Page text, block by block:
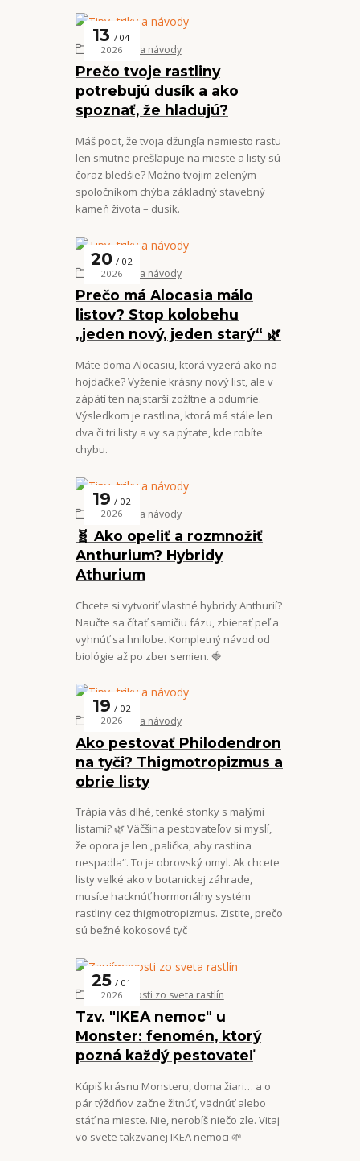
Prečo tvoje rastliny
potrebujú dusík a ako
spoznať, že hladujú?
13
04
2026
Tipy, triky a návody
Máš pocit, že tvoja džungľa namiesto rastu
len smutne prešľapuje na mieste a listy sú
čoraz bledšie? Možno tvojim zeleným
spoločníkom chýba základný stavebný
kameň života – dusík.
Prečo má Alocasia málo
listov? Stop kolobehu
„jeden nový, jeden starý“ 🌿
20
02
2026
Tipy, triky a návody
Máte doma Alocasiu, ktorá vyzerá ako na
hojdačke? Vyženie krásny nový list, ale v
zápätí ten najstarší zožltne a odumrie.
Výsledkom je rastlina, ktorá má stále len
dva či tri listy a vy sa pýtate, kde robíte
chybu.
🧬 Ako opeliť a rozmnožiť
Anthurium? Hybridy
Athurium
19
02
2026
Tipy, triky a návody
Chcete si vytvoriť vlastné hybridy Anthurií?
Naučte sa čítať samičiu fázu, zbierať peľ a
vyhnúť sa hnilobe. Kompletný návod od
biológie až po zber semien. 🍓
Ako pestovať Philodendron
na tyči? Thigmotropizmus a
obrie listy
19
02
2026
Tipy, triky a návody
Trápia vás dlhé, tenké stonky s malými
listami? 🌿 Väčšina pestovateľov si myslí,
že opora je len „palička, aby rastlina
nespadla“. To je obrovský omyl. Ak chcete
listy veľké ako v botanickej záhrade,
musíte hacknúť hormonálny systém
rastliny cez thigmotropizmus. Zistite, prečo
sú bežné kokosové tyč
Tzv. "IKEA nemoc" u
Monster: fenomén, ktorý
pozná každý pestovateľ
25
01
2026
Zaujímavosti zo sveta rastlín
Kúpiš krásnu Monsteru, doma žiari… a o
pár týždňov začne žltnúť, vädnúť alebo
stáť na mieste. Nie, nerobíš niečo zle. Vitaj
vo svete takzvanej IKEA nemoci 🌱